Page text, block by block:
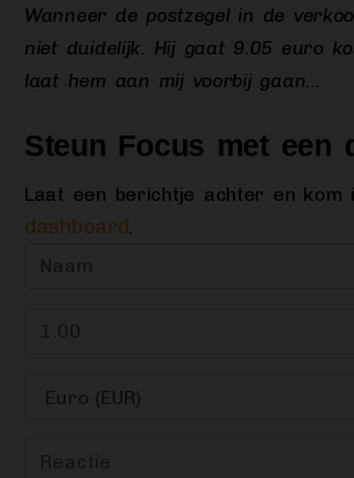
Wanneer de postzegel in de
niet duidelijk. Hij gaat 9.05 euro
laat hem aan mij voorbij gaan…
Steun Focus met een
Laat een berichtje achter en kom
dashboard.